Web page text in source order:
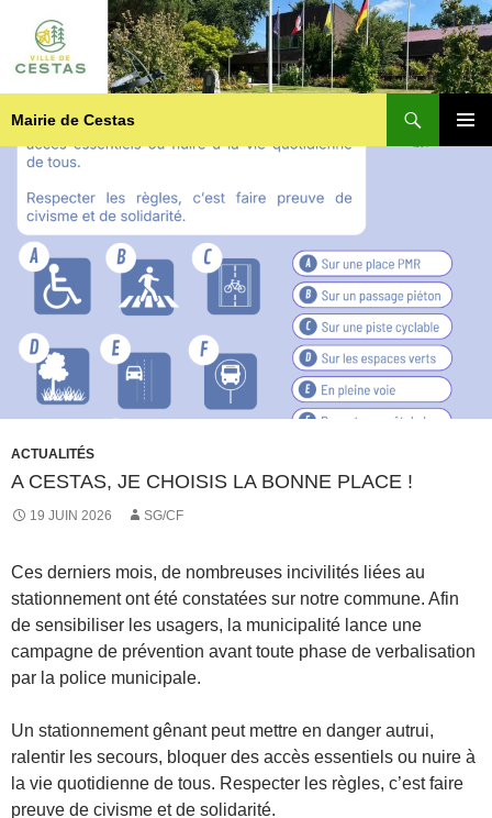
Mairie de Cestas
AU
ACTUALITÉS
A CESTAS, JE CHOISIS LA BONNE PLACE !
19 JUIN 2026 SG/CF
Ces derniers mois, de nombreuses incivilités liées au
stationnement ont été constatées sur notre commune. Afin
de sensibiliser les usagers, la municipalité lance une
campagne de prévention avant toute phase de verbalisation
par la police municipale.
Un stationnement gênant peut mettre en danger autrui,
ralentir les secours, bloquer des accès essentiels ou nuire à
la vie quotidienne de tous. Respecter les règles, c’est faire
preuve de civisme et de solidarité.